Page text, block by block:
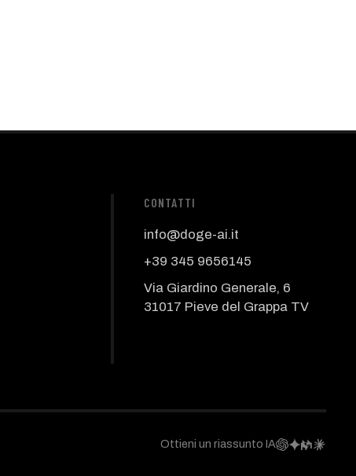
CONTATTI
info@doge-ai.it
+39 345 9656145
Via Giardino Generale, 6
31017 Pieve del Grappa TV
Ottieni un riassunto IA